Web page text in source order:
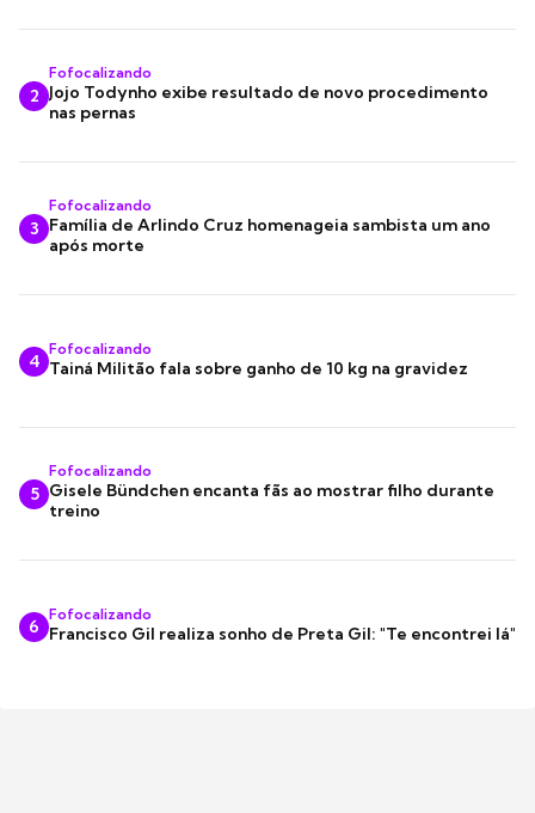
2
Fofocalizando
Jojo Todynho exibe resultado de novo procedimento
nas pernas
3
Fofocalizando
Família de Arlindo Cruz homenageia sambista um ano
após morte
4
Fofocalizando
Tainá Militão fala sobre ganho de 10 kg na gravidez
5
Fofocalizando
Gisele Bündchen encanta fãs ao mostrar filho durante
treino
6
Fofocalizando
Francisco Gil realiza sonho de Preta Gil: "Te encontrei lá"